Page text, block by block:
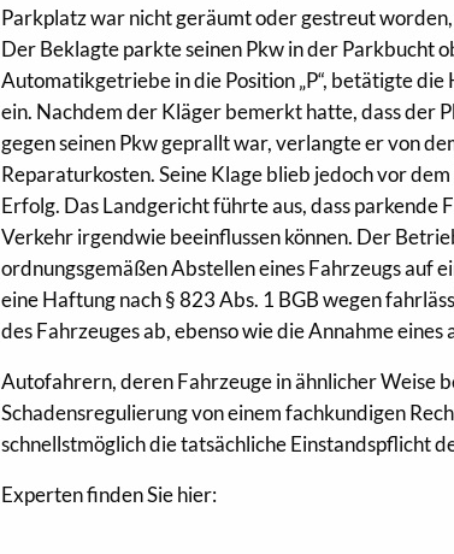
Parkplatz war nicht geräumt oder gestreut
Der Beklagte parkte seinen Pkw in der Parkbucht
Automatikgetriebe in die Position „P“, betätigte
ein. Nachdem der Kläger bemerkt hatte, dass der
gegen seinen Pkw geprallt war, verlangte er von
Reparaturkosten. Seine Klage blieb jedoch vor
Erfolg. Das Landgericht führte aus, dass parkende
Verkehr irgendwie beeinflussen können. Der
ordnungsgemäßen Abstellen eines Fahrzeugs auf
eine Haftung nach § 823 Abs. 1 BGB wegen
des Fahrzeuges ab, ebenso wie die Annahme
Autofahrern, deren Fahrzeuge in ähnlicher Weise
Schadensregulierung von einem fachkundigen
schnellstmöglich die tatsächliche Einstandspflicht
Experten finden Sie hier: